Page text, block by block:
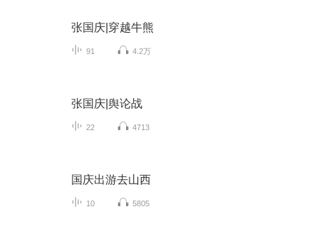
张国庆|穿越牛熊
91 4.2万
张国庆|舆论战
22 4713
国庆出游去山西
10 5805